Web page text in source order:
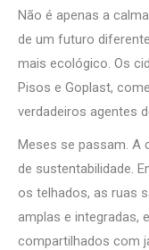
Não é apenas a
de um futuro
mais ecológico. Os
Pisos e Goplast,
verdadeiros agentes
Meses se passam. A
de sustentabilidade.
os telhados, as ruas
amplas e integradas,
compartilhados com